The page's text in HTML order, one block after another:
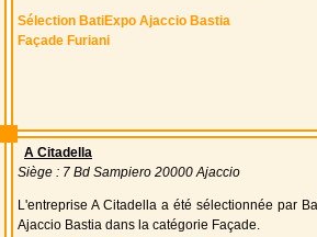
Sélection BatiExpo Ajaccio Bastia
Façade Furiani
A Citadella
Siège : 7 Bd Sampiero 20000 Ajaccio
L'entreprise A Citadella a été sélectionnée par
Ajaccio Bastia dans la catégorie Façade.